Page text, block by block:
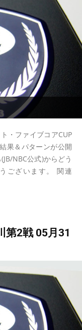
・ファイブコアCUP
果＆パターンが公開
NBC公式)からどう
ございます。 関連
第2戦 05月31